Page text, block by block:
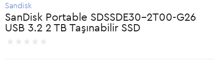
Sandisk
SanDisk Portable SDSSDE30-2T00-G26
USB 3.2 2 TB Taşınabilir SSD